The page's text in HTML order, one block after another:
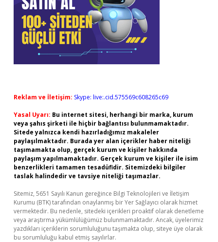
Reklam ve İletişim: Skype: live:.cid.575569c608265c69
Yasal Uyarı: Bu internet sitesi, herhangi bir marka, kurum
veya şahıs şirketi ile hiçbir bağlantısı bulunmamaktadır.
Sitede yalnızca kendi hazırladığımız makaleler
paylaşılmaktadır. Burada yer alan içerikler haber niteliği
taşımamakta olup, gerçek kurum ve kişiler hakkında
paylaşım yapılmamaktadır. Gerçek kurum ve kişiler ile isim
benzerlikleri tamamen tesadüfidir. Sitemizdeki bilgiler
taslak halindedir ve tavsiye niteliği taşımazlar.
Sitemiz, 5651 Sayılı Kanun gereğince Bilgi Teknolojileri ve İletişim
Kurumu (BTK) tarafından onaylanmış bir Yer Sağlayıcı olarak hizmet
vermektedir. Bu nedenle, sitedeki içerikleri proaktif olarak denetleme
veya araştırma yükümlülüğümüz bulunmamaktadır. Ancak, üyelerimiz
yazdıkları içeriklerin sorumluluğunu taşımakta olup, siteye üye olarak
bu sorumluluğu kabul etmiş sayılırlar.